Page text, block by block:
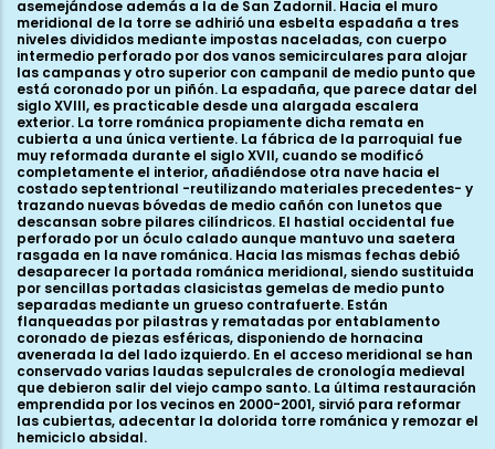
asemejándose además a la de San Zadornil. Hacia el muro
meridional de la torre se adhirió una esbelta espadaña a tres
niveles divididos mediante impostas naceladas, con cuerpo
intermedio perforado por dos vanos semicirculares para alojar
las campanas y otro superior con campanil de medio punto que
está coronado por un piñón. La espadaña, que parece datar del
siglo XVIII, es practicable desde una alargada escalera
exterior. La torre románica propiamente dicha remata en
cubierta a una única vertiente. La fábrica de la parroquial fue
muy reformada durante el siglo XVII, cuando se modificó
completamente el interior, añadiéndose otra nave hacia el
costado septentrional -reutilizando materiales precedentes- y
trazando nuevas bóvedas de medio cañón con lunetos que
descansan sobre pilares cilíndricos. El hastial occidental fue
perforado por un óculo calado aunque mantuvo una saetera
rasgada en la nave románica. Hacia las mismas fechas debió
desaparecer la portada románica meridional, siendo sustituida
por sencillas portadas clasicistas gemelas de medio punto
separadas mediante un grueso contrafuerte. Están
flanqueadas por pilastras y rematadas por entablamento
coronado de piezas esféricas, disponiendo de hornacina
avenerada la del lado izquierdo. En el acceso meridional se han
conservado varias laudas sepulcrales de cronología medieval
que debieron salir del viejo campo santo. La última restauración
emprendida por los vecinos en 2000-2001, sirvió para reformar
las cubiertas, adecentar la dolorida torre románica y remozar el
hemiciclo absidal.